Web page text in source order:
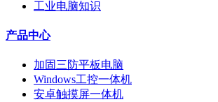
工业电脑知识
产品中心
加固三防平板电脑
Windows工控一体机
安卓触摸屏一体机